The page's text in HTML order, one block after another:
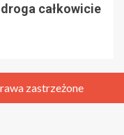
całkowicie
zastrzeżone